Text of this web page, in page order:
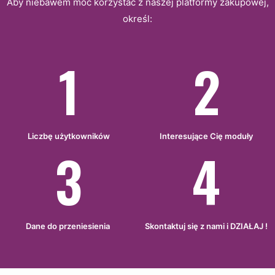
Aby niebawem móc korzystać z naszej platformy zakupowej,
określ:
1
Liczbę użytkowników
2
Interesujące Cię moduły
3
Dane do przeniesienia
4
Skontaktuj się z nami i DZIAŁAJ !